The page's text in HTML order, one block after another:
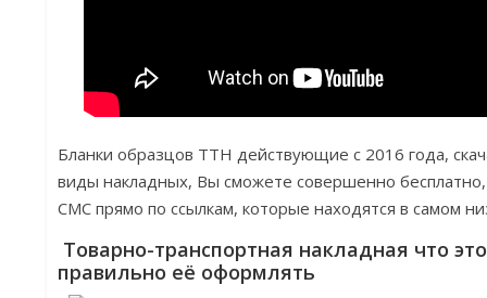
Бланки образцов ТТН действующие с 2016 года,
виды накладных, Вы сможете совершенно бесплатно,
СМС прямо по ссылкам, которые находятся в самом
Товарно-транспортная накладная что
правильно её оформлять